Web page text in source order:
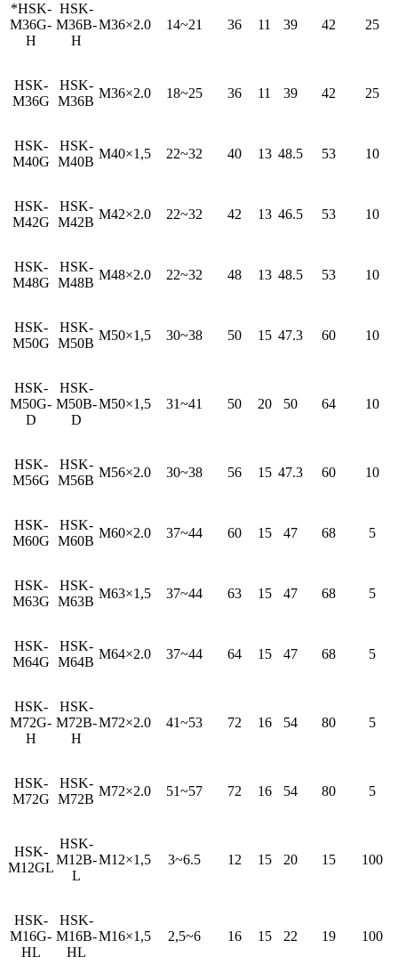
*HSK-
M36G-
H
HSK-
M36B-
H
M36×2.0 14~21 36 11 39 42 25
HSK-
M36G
HSK-
M36B
M36×2.0 18~25 36 11 39 42 25
HSK-
M40G
HSK-
M40B
M40×1,5 22~32 40 13 48.5 53 10
HSK-
M42G
HSK-
M42B
M42×2.0 22~32 42 13 46.5 53 10
HSK-
M48G
HSK-
M48B
M48×2.0 22~32 48 13 48.5 53 10
HSK-
M50G
HSK-
M50B
M50×1,5 30~38 50 15 47.3 60 10
HSK-
M50G-
D
HSK-
M50B-
D
M50×1,5 31~41 50 20 50 64 10
HSK-
M56G
HSK-
M56B
M56×2.0 30~38 56 15 47.3 60 10
HSK-
M60G
HSK-
M60B
M60×2.0 37~44 60 15 47 68 5
HSK-
M63G
HSK-
M63B
M63×1,5 37~44 63 15 47 68 5
HSK-
M64G
HSK-
M64B
M64×2.0 37~44 64 15 47 68 5
HSK-
M72G-
H
HSK-
M72B-
H
M72×2.0 41~53 72 16 54 80 5
HSK-
M72G
HSK-
M72B
M72×2.0 51~57 72 16 54 80 5
HSK-
M12GL
HSK-
M12B-
L
M12×1,5 3~6.5 12 15 20 15 100
HSK-
M16G-
HL
HSK-
M16B-
HL
M16×1,5 2,5~6 16 15 22 19 100